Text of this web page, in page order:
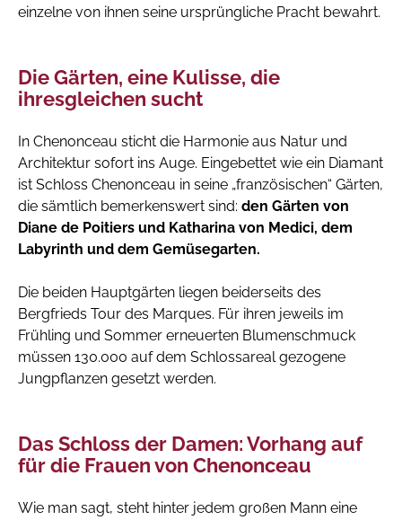
einzelne von ihnen seine ursprüngliche Pracht bewahrt.
Die Gärten, eine Kulisse, die
ihresgleichen sucht
In Chenonceau sticht die Harmonie aus Natur und
Architektur sofort ins Auge. Eingebettet wie ein Diamant
ist Schloss Chenonceau in seine „französischen“ Gärten,
die sämtlich bemerkenswert sind: den Gärten von
Diane de Poitiers und Katharina von Medici, dem
Labyrinth und dem Gemüsegarten.
Die beiden Hauptgärten liegen beiderseits des
Bergfrieds Tour des Marques. Für ihren jeweils im
Frühling und Sommer erneuerten Blumenschmuck
müssen 130.000 auf dem Schlossareal gezogene
Jungpflanzen gesetzt werden.
Das Schloss der Damen: Vorhang auf
für die Frauen von Chenonceau
Wie man sagt, steht hinter jedem großen Mann eine